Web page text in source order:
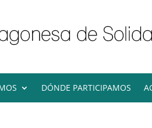
DÓNDE PARTICIPAMOS